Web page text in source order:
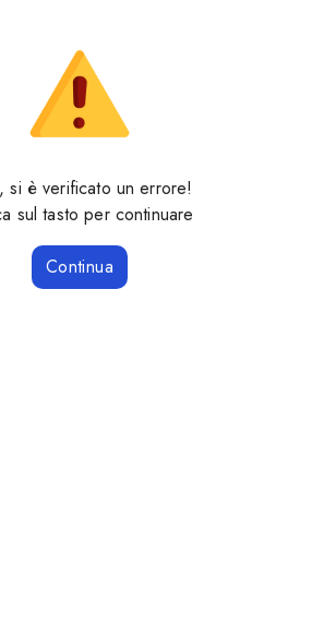
si è verificato un errore!
sul tasto per continuare
Continua